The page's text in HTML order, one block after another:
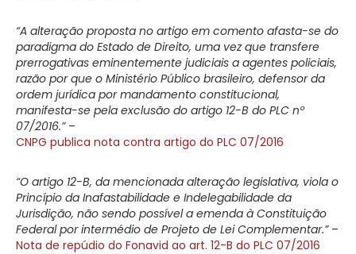
“A alteração proposta no artigo em comento afasta-se do
paradigma do Estado de Direito, uma vez que transfere
prerrogativas eminentemente judiciais a agentes policiais,
razão por que o Ministério Público brasileiro, defensor da
ordem jurídica por mandamento constitucional,
manifesta-se pela exclusão do artigo 12-B do PLC nº
07/2016.”–
CNPG publica nota contra artigo do PLC 07/2016
“O artigo 12-B, da mencionada alteração legislativa, viola o
Princípio da Inafastabilidade e Indelegabilidade da
Jurisdição, não sendo possível a emenda à Constituição
Federal por intermédio de Projeto de Lei Complementar.”–
Nota de repúdio do Fonavid ao art. 12-B do PLC 07/2016